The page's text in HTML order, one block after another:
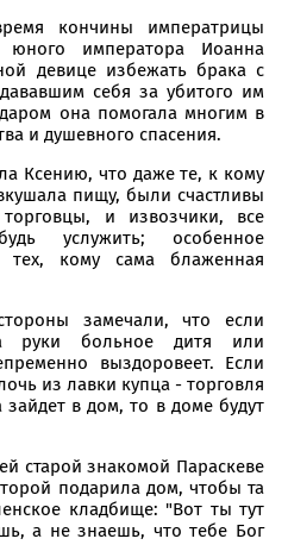
кончины императрицы
императора Иоанна
девице избежать брака с
себя за убитого им
она помогала многим в
и душевного спасения.
Ксению, что даже те, к кому
пищу, были счастливы
и извозчики, все
услужить; особенное
тех, кому сама блаженная
замечали, что если
руки больное дитя или
выздоровеет. Если
из лавки купца - торговля
в дом, то в доме будут
старой знакомой Параскеве
подарила дом, чтобы та
кладбище: "Вот ты тут
а не знаешь, что тебе Бог